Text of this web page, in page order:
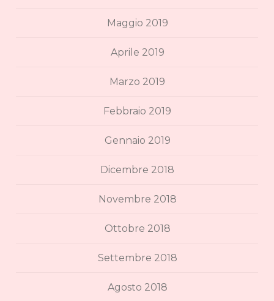
Maggio 2019
Aprile 2019
Marzo 2019
Febbraio 2019
Gennaio 2019
Dicembre 2018
Novembre 2018
Ottobre 2018
Settembre 2018
Agosto 2018